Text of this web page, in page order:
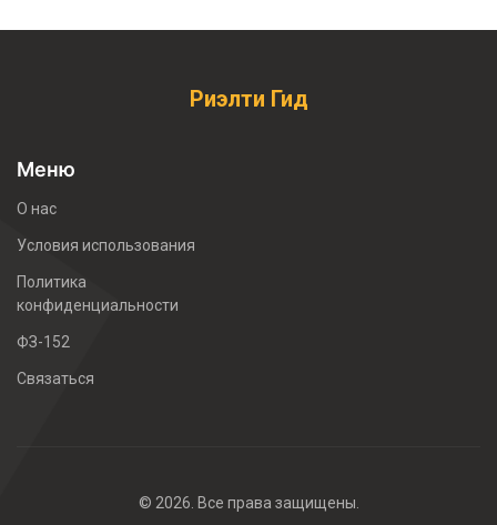
Риэлти Гид
Меню
О нас
Условия использования
Политика
конфиденциальности
ФЗ-152
Связаться
© 2026. Все права защищены.